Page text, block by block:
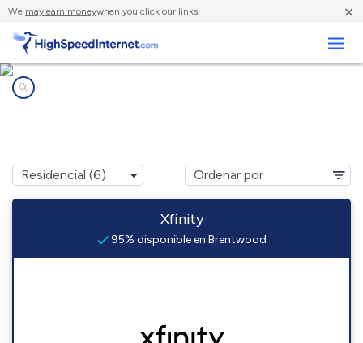
We may earn moneywhen you click our links. ×
Xfinity
95% disponible en Brentwood